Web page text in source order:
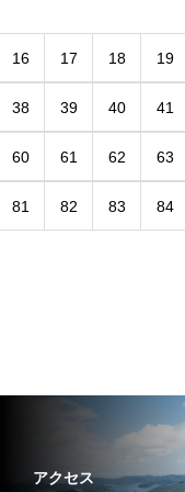
16 17 18 19
38 39 40 41
60 61 62 63
81 82 83 84
アクセス